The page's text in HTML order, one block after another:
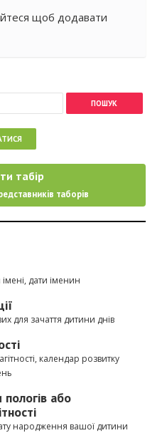
щоб додавати
табір
таборів
дати іменин
для зачаття дитини днів
календар розвитку
або
народження вашої дитини